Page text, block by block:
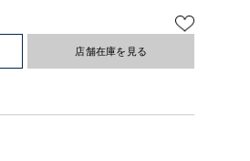
店舗在庫を見る